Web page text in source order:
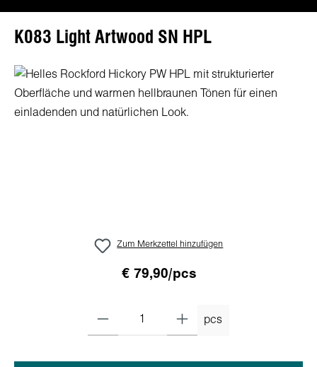
K083 Light Artwood SN HPL
Skip image gallery
Zum Merkzettel hinzufügen
€ 79,90/pcs
pcs